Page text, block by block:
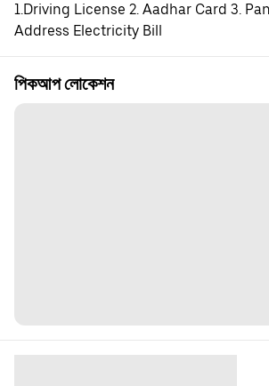
1.Driving License 2. Aadhar Card 3.
Address Electricity Bill
পিকআপ লোকেশন